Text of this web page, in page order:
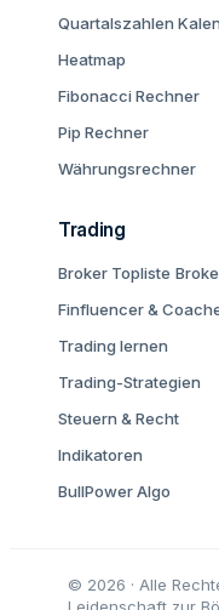
Quartalszahlen
Heatmap
Fibonacci Rechner
Pip Rechner
Währungsrechner
Trading
Broker Topliste
Finfluencer &
Trading lernen
Trading-Strategien
Steuern & Recht
Indikatoren
BullPower Algo
© 2026 · Alle